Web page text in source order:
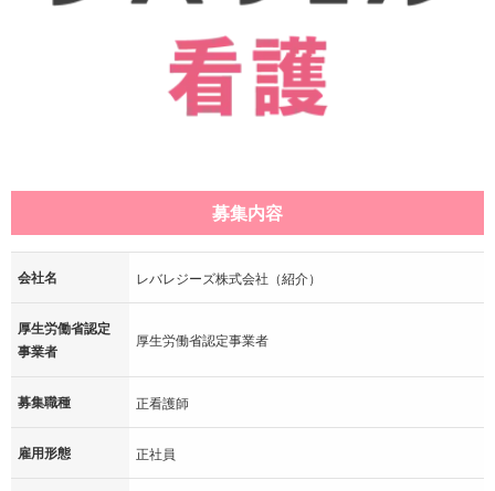
募集内容
会社名 レバレジーズ株式会社（紹介）
厚生労働省認定
事業者
厚生労働省認定事業者
募集職種 正看護師
雇用形態 正社員